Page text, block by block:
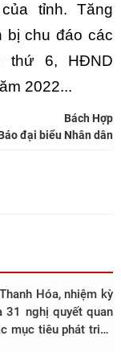
tỉnh. Tăng
bị chu đáo các
thứ 6, HĐND
2022...
Bách Hợp
đại biểu Nhân dân
Hóa, nhiệm kỳ
31 nghị quyết quan
mục tiêu phát triển